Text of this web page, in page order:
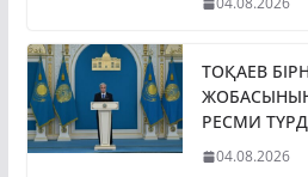
04.08.2026
ТОҚАЕВ
РЕСМИ
04.08.2026